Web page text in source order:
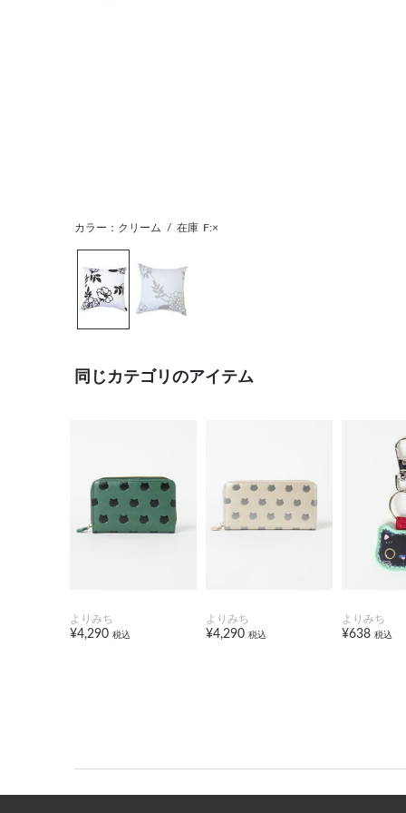
カラー：クリーム / 在庫 F:×
同じカテゴリのアイテム
よりみち
¥4,290 税込
よりみち
¥4,290 税込
よりみち
¥638 税込